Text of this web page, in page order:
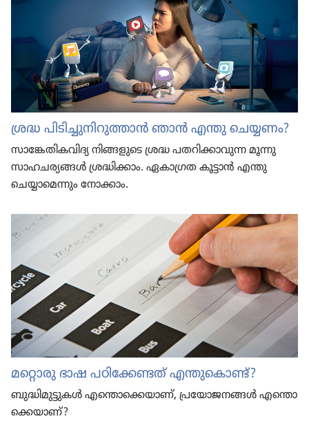
ശ്രദ്ധ പിടി​ച്ചു​നി​റു​ത്താൻ ഞാൻ എന്തു ചെയ്യണം?
സാങ്കേ​തി​ക​വി​ദ്യ നിങ്ങളു​ടെ ശ്രദ്ധ പതറി​ക്കാ​വുന്ന മൂന്നു
സാഹച​ര്യ​ങ്ങൾ ശ്രദ്ധി​ക്കാം. ഏകാഗ്രത കൂട്ടാൻ എന്തു
ചെയ്യാ​മെ​ന്നും നോക്കാം.
മറ്റൊരു ഭാഷ പഠി​ക്കേ​ണ്ടത്‌ എന്തു​കൊണ്ട്‌?
ബുദ്ധി​മു​ട്ടു​കൾ എന്തൊ​ക്കെ​യാണ്‌, പ്രയോ​ജ​ന​ങ്ങൾ എന്തൊ​
ക്കെ​യാണ്‌?